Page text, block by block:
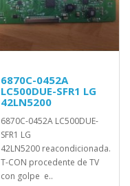
6870C-0452A
LC500DUE-SFR1 LG
42LN5200
6870C-0452A LC500DUE-
SFR1 LG
42LN5200 reacondicionada.
T-CON procedente de TV
con golpe e..